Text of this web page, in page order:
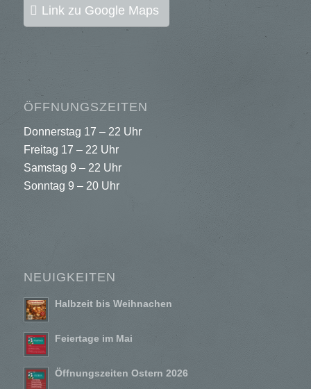
Link zu Google Maps
ÖFFNUNGSZEITEN
Donnerstag 17 – 22 Uhr
Freitag 17 – 22 Uhr
Samstag 9 – 22 Uhr
Sonntag 9 – 20 Uhr
NEUIGKEITEN
Halbzeit bis Weihnachen
Feiertage im Mai
Öffnungszeiten Ostern 2026